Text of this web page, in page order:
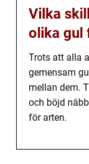
Vilka
olika gul
Trots att alla
gemensam
mellan dem.
och böjd
för arten.